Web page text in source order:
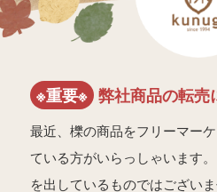
※重要※ 弊社商品の転売
最近、櫟の商品をフリーマー
ている方がいらっしゃいます
を出しているものではござい